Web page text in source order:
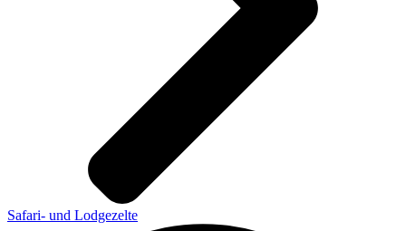
Safari- und Lodgezelte